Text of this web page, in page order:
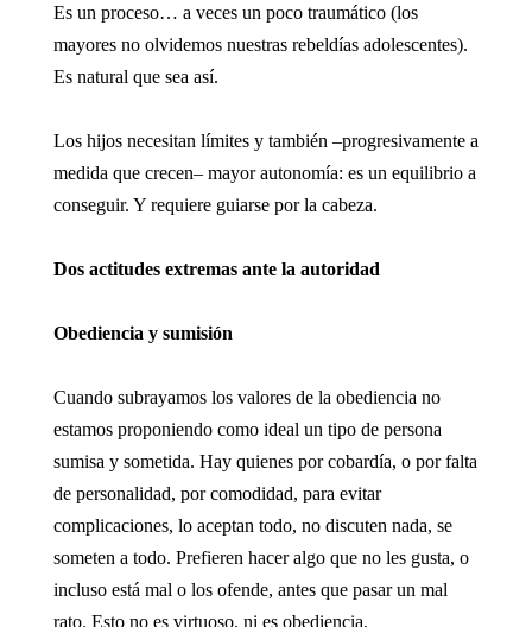
Es un proceso… a veces un poco traumático (los
mayores no olvidemos nuestras rebeldías adolescentes).
Es natural que sea así.
Los hijos necesitan límites y también –progresivamente a
medida que crecen– mayor autonomía: es un equilibrio a
conseguir. Y requiere guiarse por la cabeza.
Dos actitudes extremas ante la autoridad
Obediencia y sumisión
Cuando subrayamos los valores de la obediencia no
estamos proponiendo como ideal un tipo de persona
sumisa y sometida. Hay quienes por cobardía, o por falta
de personalidad, por comodidad, para evitar
complicaciones, lo aceptan todo, no discuten nada, se
someten a todo. Prefieren hacer algo que no les gusta, o
incluso está mal o los ofende, antes que pasar un mal
rato. Esto no es virtuoso, ni es obediencia.